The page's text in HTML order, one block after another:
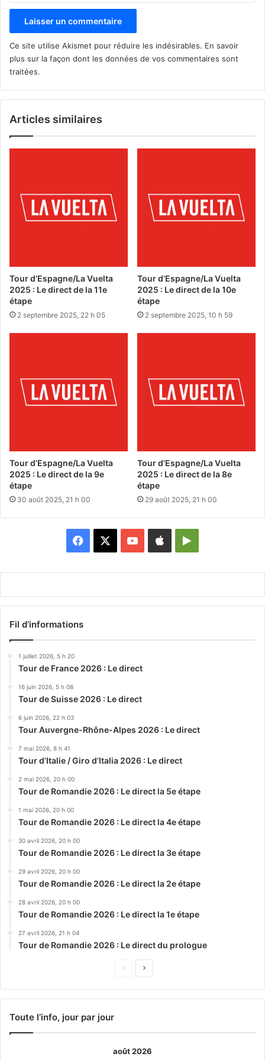
Ce site utilise Akismet pour réduire les indésirables. En savoir
plus sur la façon dont les données de vos commentaires sont
traitées.
Articles similaires
Tour d’Espagne/La Vuelta
2025 : Le direct de la 11e
étape
2 septembre 2025, 22 h 05
Tour d’Espagne/La Vuelta
2025 : Le direct de la 10e
étape
2 septembre 2025, 10 h 59
Tour d’Espagne/La Vuelta
2025 : Le direct de la 9e
étape
30 août 2025, 21 h 00
Tour d’Espagne/La Vuelta
2025 : Le direct de la 8e
étape
29 août 2025, 21 h 00
Facebook YouTubeAppleGoogle
Fil d’informations
1 juillet 2026, 5 h 20
Tour de France 2026 : Le direct
16 juin 2026, 5 h 08
Tour de Suisse 2026 : Le direct
6 juin 2026, 22 h 03
Tour Auvergne-Rhône-Alpes 2026 : Le direct
7 mai 2026, 8 h 41
Tour d’Italie / Giro d’Italia 2026 : Le direct
2 mai 2026, 20 h 00
Tour de Romandie 2026 : Le direct la 5e étape
1 mai 2026, 20 h 00
Tour de Romandie 2026 : Le direct la 4e étape
30 avril 2026, 20 h 00
Tour de Romandie 2026 : Le direct la 3e étape
29 avril 2026, 20 h 00
Tour de Romandie 2026 : Le direct la 2e étape
28 avril 2026, 20 h 00
Tour de Romandie 2026 : Le direct la 1e étape
27 avril 2026, 21 h 04
Tour de Romandie 2026 : Le direct du prologue
Page
Page
Toute l’info, jour par jour
août 2026